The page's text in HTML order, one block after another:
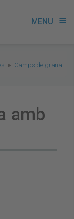
MENU menu
Camps de grana
amb